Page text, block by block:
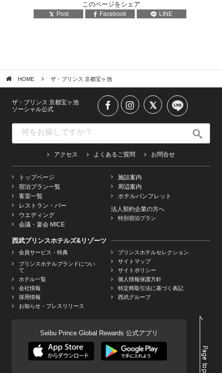
このページをシェア
Post Facebook LINE
HOME ザ・プリンス 京都宝ヶ池
ザ・プリンス 京都宝ヶ池
ソーシャル公式
アクセス よくあるご質問 お問合せ
トップページ
宿泊プラン一覧
客室一覧
レストラン・バー
ウエディング
会議・宴会 MICE
施設案内
周辺案内
ホテルパンフレット
法人契約企業の方へ
特別宿泊プラン
西武プリンスホテルズ&リゾーツ
会員サービス・特典
プリンスホテルブランドについ
て
ホテル一覧
会社情報
採用情報
お知らせ・プレスリリース
プリンスホテルセレクション
サイトマップ
サイトポリシー
個人情報保護方針
特定商取引法に基づく表記
西武グループ
Seibu Prince Global Rewards 公式アプリ